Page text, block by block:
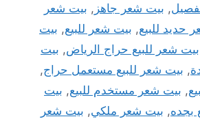
, بيت شعر جاهز , بيت شعر
حديد للبيع, بيت شعر للبيع, بيت
بيت شعر للبيع حراج الرياض, بيت
, بيت شعر للبيع مستعمل حراج,
, بيت شعر مستخدم للبيع, بيت
بجده, بيت شعر ملكي, بيت شعر